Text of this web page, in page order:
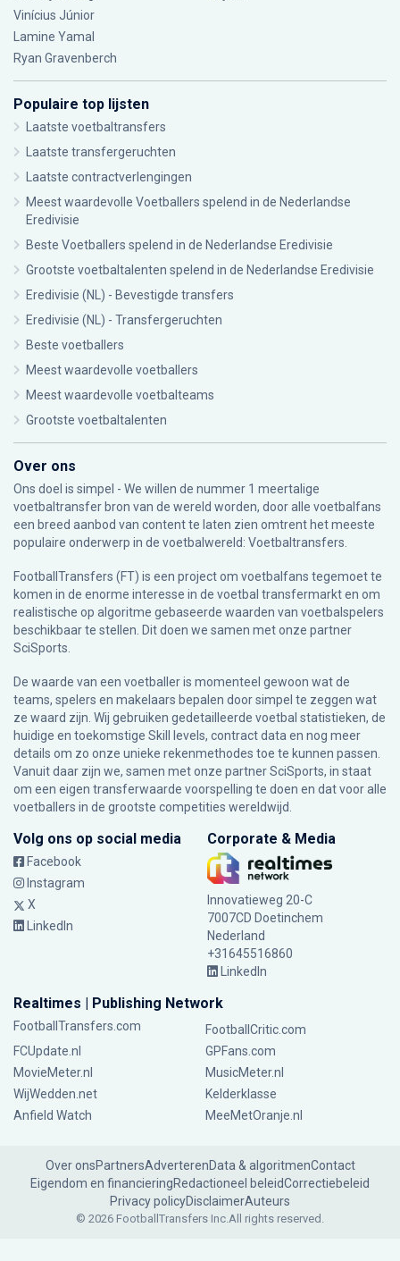
Vinícius Júnior
Lamine Yamal
Ryan Gravenberch
Populaire top lijsten
Laatste voetbaltransfers
Laatste transfergeruchten
Laatste contractverlengingen
Meest waardevolle Voetballers spelend in de Nederlandse
Eredivisie
Beste Voetballers spelend in de Nederlandse Eredivisie
Grootste voetbaltalenten spelend in de Nederlandse Eredivisie
Eredivisie (NL) - Bevestigde transfers
Eredivisie (NL) - Transfergeruchten
Beste voetballers
Meest waardevolle voetballers
Meest waardevolle voetbalteams
Grootste voetbaltalenten
Over ons
Ons doel is simpel - We willen de nummer 1 meertalige
voetbaltransfer bron van de wereld worden, door alle voetbalfans
een breed aanbod van content te laten zien omtrent het meeste
populaire onderwerp in de voetbalwereld: Voetbaltransfers.
FootballTransfers (FT) is een project om voetbalfans tegemoet te
komen in de enorme interesse in de voetbal transfermarkt en om
realistische op algoritme gebaseerde waarden van voetbalspelers
beschikbaar te stellen. Dit doen we samen met onze partner
SciSports
De waarde van een voetballer is momenteel gewoon wat de
teams, spelers en makelaars bepalen door simpel te zeggen wat
ze waard zijn. Wij gebruiken gedetailleerde voetbal statistieken, de
huidige en toekomstige Skill levels, contract data en nog meer
details om zo onze unieke rekenmethodes toe te kunnen passen.
Vanuit daar zijn we, samen met onze partner SciSports, in staat
om een eigen transferwaarde voorspelling te doen en dat voor alle
voetballers in de grootste competities wereldwijd.
Volg ons op social media
Facebook
Instagram
X
LinkedIn
Corporate & Media
Innovatieweg 20-C
7007CD Doetinchem
Nederland
+31645516860
LinkedIn
Realtimes | Publishing Network
FootballTransfers.com
FootballCritic.com
FCUpdate.nl
GPFans.com
MovieMeter.nl
MusicMeter.nl
WijWedden.net
Kelderklasse
Anfield Watch
MeeMetOranje.nl
Over onsPartnersAdverterenData & algoritmenContact
Eigendom en financieringRedactioneel beleidCorrectiebeleid
Privacy policyDisclaimerAuteurs
© 2026 FootballTransfers Inc.All rights reserved.